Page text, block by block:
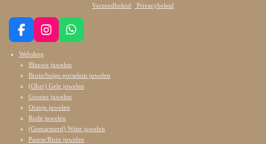
Verzendbeleid Privacybeleid
F
c
e
b
o
o
I
t
a
g
r
a
m
W
t
s
A
p
Webshop
Blauwe juwelen
Bruin/beige porselein juwelen
(Oker) Gele juwelen
Groene juwelen
Oranje juwelen
Rode juwelen
(Gemarmerd) Witte juwelen
Paarse/Roze juwelen